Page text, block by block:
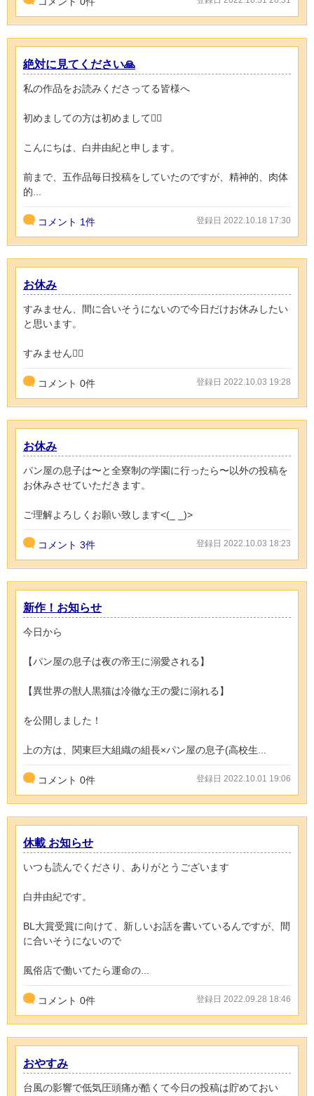
絶対に見てください🙏
私の作品をお読みくださってる皆様へ
初めましての方は初めまして🙇‍♀️
こんにちは、白井由紀と申します。
前まで、五作品毎日投稿をしていたのですが、精神的、肉体
的...
コメント 1件 登録日 2022.10.18 17:30
お休み
すみません、間に合いそうにないので今日だけお休みしたい
と思います。
すみません🙇‍♀️
コメント 0件 登録日 2022.10.03 19:28
お休み
パン屋の息子は〜と全寮制の学園に行ったら〜以外の投稿を
お休みさせていただきます。
ご理解よろしくお願い致します<(_ _)>
コメント 3件 登録日 2022.10.03 18:23
新作！お知らせ
今日から
【パン屋の息子は夜の帝王に溺愛される】
【異世界の獣人黒猫は冷徹な王の愛に溺れる】
を公開しました！
上の方は、関東巨大組織の組長×パン屋の息子(高校生...
コメント 0件 登録日 2022.10.01 19:06
休載 お知らせ
いつも読んでくださり、ありがとうございます
白井由紀です。
BL大賞受賞に向けて、新しいお話を書いているんですが、間
に合いそうにないので
風俗店で働いてたら運命の...
コメント 0件 登録日 2022.09.28 18:46
おやすみ
台風の影響で低気圧頭痛が酷くて今日の投稿は貯めておい